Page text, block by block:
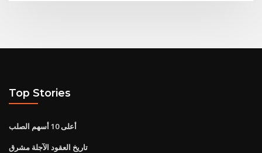
Top Stories
أعلى 10 أسهم الصلب
تاريخ العقود الآجلة مشرق